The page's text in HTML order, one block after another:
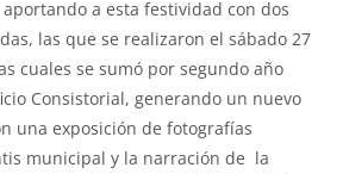
a esta festividad con dos
las que se realizaron el sábado 27
cuales se sumó por segundo año
Consistorial, generando un nuevo
una exposición de fotografías
municipal y la narración de la